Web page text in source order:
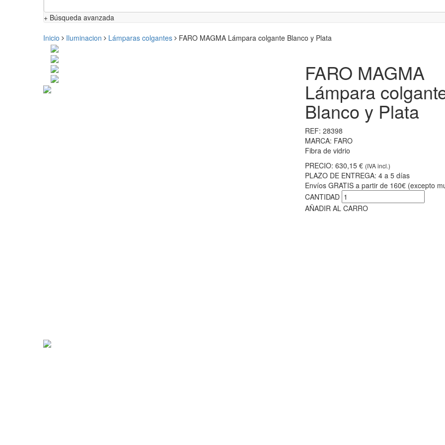
+ Búsqueda avanzada
Inicio Iluminacion Lámparas colgantes FARO MAGMA Lámpara colgante Blanco y Plata
FARO MAGMA
Lámpara
Blanco y Plata
REF: 28398
MARCA: FARO
Fibra de vidrio
PRECIO: 630,15 € (IVA incl.)
PLAZO DE ENTREGA: 4 a 5 días
Envíos GRATIS a partir de 160€ (excepto
CANTIDAD
AÑADIR AL CARRO